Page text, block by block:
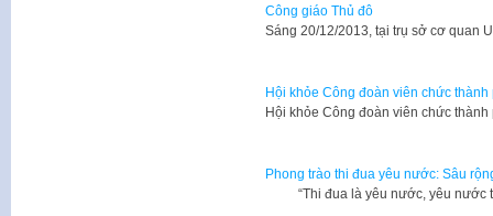
Công giáo Thủ đô
​Sáng 20/12/2013, tại trụ sở cơ quan
Hội khỏe Công đoàn viên chức
Hội khỏe Công đoàn viên chức
Phong trào thi đua yêu nước: Sâu
“Thi đua là yêu nước, yêu nước